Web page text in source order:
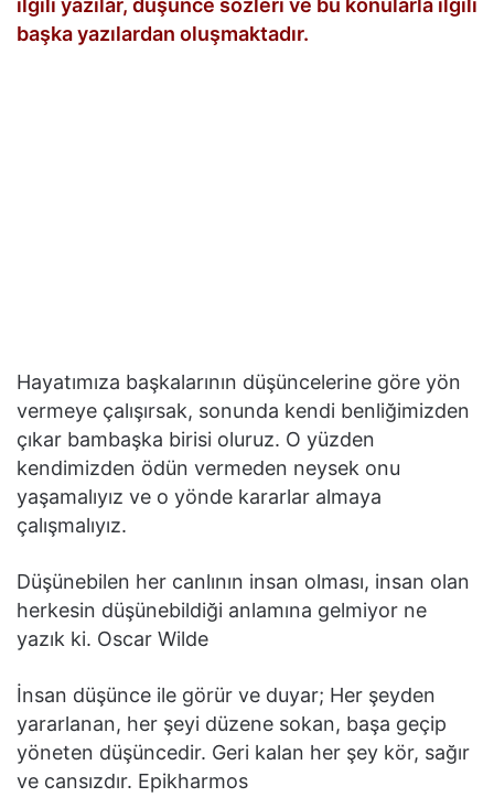
başka yazılardan oluşmaktadır.
Hayatımıza başkalarının düşüncelerine göre yön
vermeye çalışırsak, sonunda kendi benliğimizden
çıkar bambaşka birisi oluruz. O yüzden
kendimizden ödün vermeden neysek onu
yaşamalıyız ve o yönde kararlar almaya
çalışmalıyız.
Düşünebilen her canlının insan olması, insan olan
herkesin düşünebildiği anlamına gelmiyor ne
yazık ki. Oscar Wilde
İnsan düşünce ile görür ve duyar; Her şeyden
yararlanan, her şeyi düzene sokan, başa geçip
yöneten düşüncedir. Geri kalan her şey kör, sağır
ve cansızdır. Epikharmos